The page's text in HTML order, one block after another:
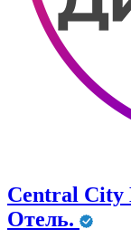
Central
Отель.